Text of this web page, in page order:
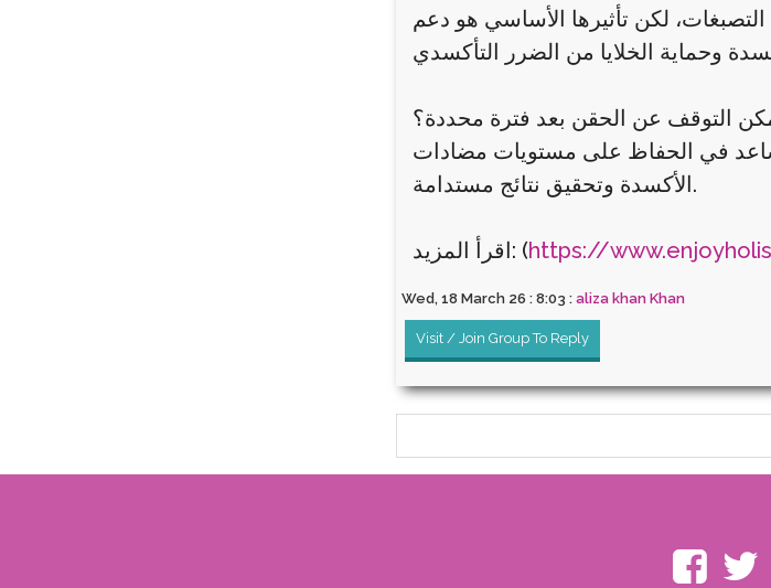
لكن تأثيرها الأساسي هو دعم
التوقف عن الحقن بعد فترة محددة؟
في الحفاظ على مستويات مضادات
الأكسدة وتحقيق نتائج مستدامة.
اقرأ المزيد: (https://
Wed, 18 March 26 : 8:03 : aliza khan Khan
Visit / Join Group To Reply